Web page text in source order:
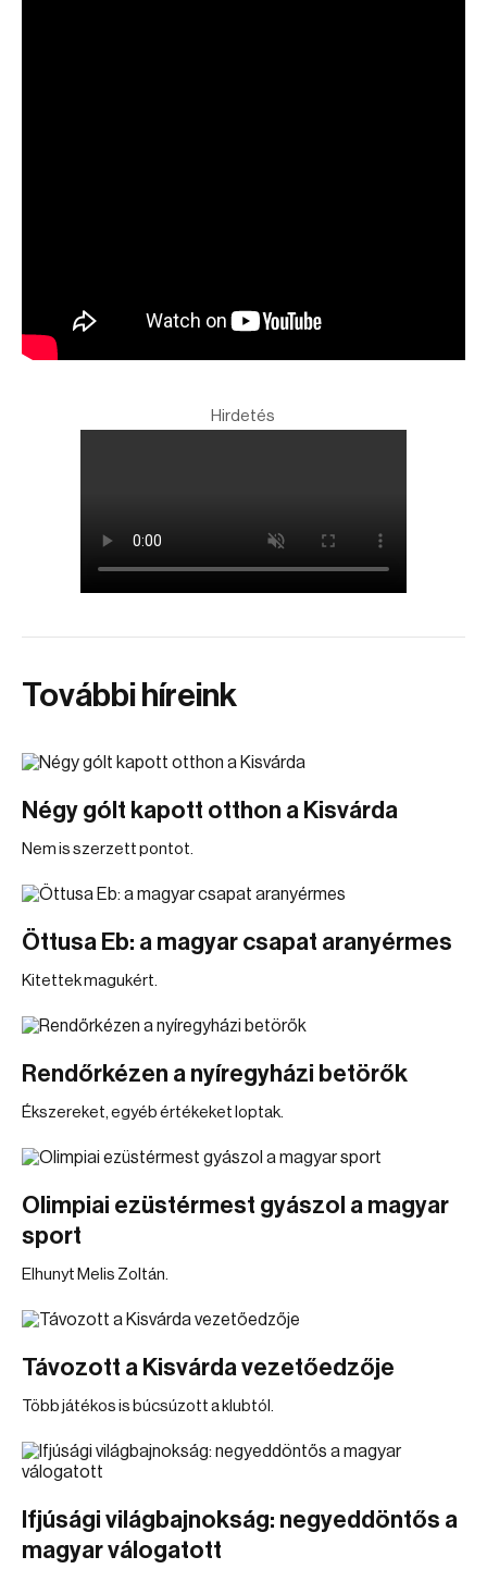
Hirdetés
További híreink
Négy gólt kapott otthon a Kisvárda
Nem is szerzett pontot.
Öttusa Eb: a magyar csapat aranyérmes
Kitettek magukért.
Rendőrkézen a nyíregyházi betörők
Ékszereket, egyéb értékeket loptak.
Olimpiai ezüstérmest gyászol a magyar
sport
Elhunyt Melis Zoltán.
Távozott a Kisvárda vezetőedzője
Több játékos is búcsúzott a klubtól.
Ifjúsági világbajnokság: negyeddöntős a
magyar válogatott